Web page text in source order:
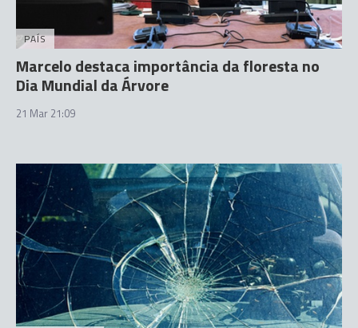
PAÍS
Marcelo destaca importância da floresta no
Dia Mundial da Árvore
21 Mar 21:09